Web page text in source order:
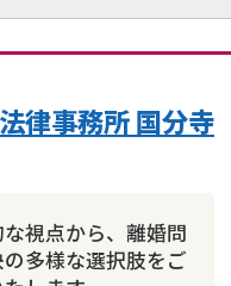
離婚裁判
モラハラ
熟年離婚
視点から、離婚問
多様な選択肢をご
律事務所 国分寺